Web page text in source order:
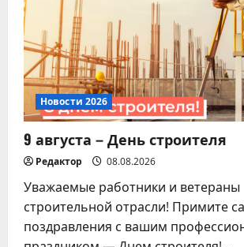
Новости 2026
9 августа – День строителя
Редактор 08.08.2026
Уважаемые работники и ветераны
строительной отрасли! Примите
поздравления с вашим